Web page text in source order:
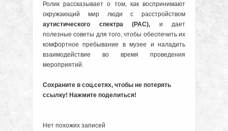
Ролик рассказывает о том, как воспринимают
окружающий мир люди с расстройством
аутистического спектра (РАС), и дает
полезные советы для того, чтобы обеспечить их
комфортное пребывание в музее и наладить
взаимодействие во время проведения
мероприятий.
Сохраните в соц.сетях, чтобы не потерять
ссылку! Нажмите поделиться!
Нет похожих записей